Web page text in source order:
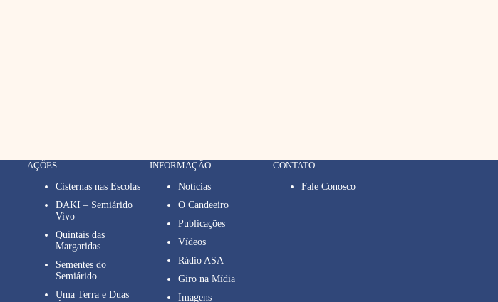
AÇÕES
Cisternas nas Escolas
DAKI – Semiárido
Vivo
Quintais das
Margaridas
Sementes do
Semiárido
Uma Terra e Duas
INFORMAÇÃO
Notícias
O Candeeiro
Publicações
Vídeos
Rádio ASA
Giro na Mídia
Imagens
CONTATO
Fale Conosco